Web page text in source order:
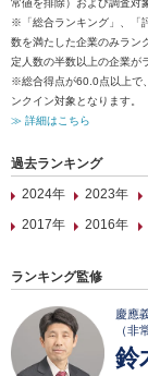
常値を排除）および調査対
※「総合ランキング」、「
数を満たした企業のみラン
定人数の半数以上の企業が
※総合得点が60.0点以上で
ンクイン対象となります。
≫ 詳細はこちら
過去ランキング
2024年
2023年
2017年
2016年
ランキング監修
慶應
（非
鈴